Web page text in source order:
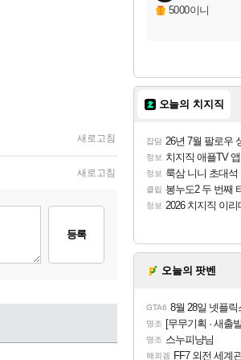
새로고침
새로고침
등록
5000이니
오늘의 치지직
잡담 26년 7월 팔로우 상승량
정보 치지직 애플TV
정보 룩삼 니니 초대석
클립 봉누도2 두 번째
정보 2026 치지직 이
오늘의 팟벤
GTA6 8월 28일 넷플릭스에
명조 [무무기획 · 새출발] 기
명조 스누피냥님
해외겜 FF7 외전 세계